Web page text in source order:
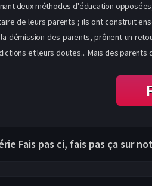
deux méthodes d'éducation
de leurs parents ; ils ont construit
démission des parents, prônent un
et leurs doutes... Mais des
Fais pas ci, fais pas ça sur